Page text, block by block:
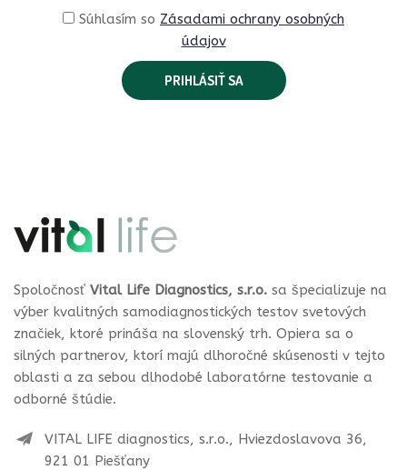
Súhlasím so Zásadami ochrany osobných
údajov
Spoločnosť Vital Life Diagnostics, s.r.o. sa špecializuje na
výber kvalitných samodiagnostických testov svetových
značiek, ktoré prináša na slovenský trh. Opiera sa o
silných partnerov, ktorí majú dlhoročné skúsenosti v tejto
oblasti a za sebou dlhodobé laboratórne testovanie a
odborné štúdie.
VITAL LIFE diagnostics, s.r.o., Hviezdoslavova 36,
921 01 Piešťany